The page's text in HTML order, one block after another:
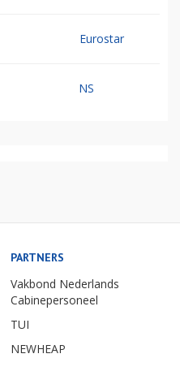
Eurostar
NS
PARTNERS
Vakbond Nederlands
Cabinepersoneel
TUI
NEWHEAP